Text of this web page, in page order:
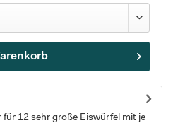
12 sehr große Eiswürfel mit je